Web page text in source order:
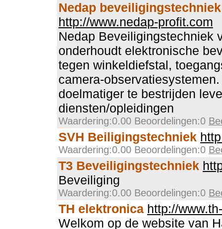
Nedap
http://www.nedap-profit.com
Nedap Beveiligingstechniek
onderhoudt elektronische
tegen winkeldiefstal,
camera-
doelmatiger te bestrijden
diensten/opleidingen
Waardering:0.00 Beoordelingen:0
SVH Beiligingstechniek
Waardering:0.00 Beoordelingen:0
T3 Beveiligingstechniek
Beveiliging
Waardering:0.00 Beoordelingen:0
TH elektronica http://
Welkom op de website van